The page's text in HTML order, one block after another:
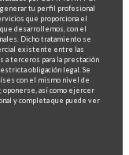
generar tu perfil profesional
que proporciona el
desarrollemos, con el
Dicho tratamiento se
existente entre las
a terceros para la prestación
obligación legal. Se
con el mismo nivel de
oponerse, así como ejercer
y completa que puede ver